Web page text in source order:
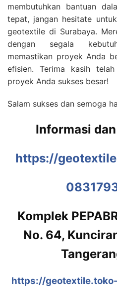
membutuhkan bantuan
tepat, jangan hesitate
geotextile di Surabaya.
dengan segala
memastikan proyek Anda
efisien. Terima kasih
proyek Anda sukses besar!
Salam sukses dan semoga
Informasi
https://
Komplek
No. 64,
https://